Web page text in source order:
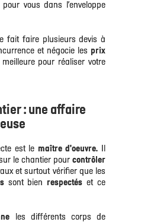
vous dans l’enveloppe
fait faire plusieurs devis à
et négocie les prix
pour réaliser votre
: une affaire
est le maître d'oeuvre.
le chantier pourcontrôler
et surtout vérifier que les
sont bien respectés et ce
les différents corps de